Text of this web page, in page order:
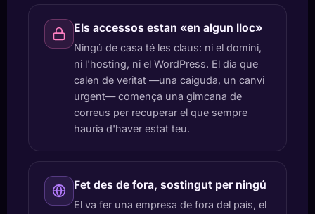
Els accessos estan «en algun lloc»
Ningú de casa té les claus: ni el domini,
ni l'hosting, ni el WordPress. El dia que
calen de veritat —una caiguda, un canvi
urgent— comença una gimcana de
correus per recuperar el que sempre
hauria d'haver estat teu.
Fet des de fora, sostingut per ningú
El va fer una empresa de fora del país, el